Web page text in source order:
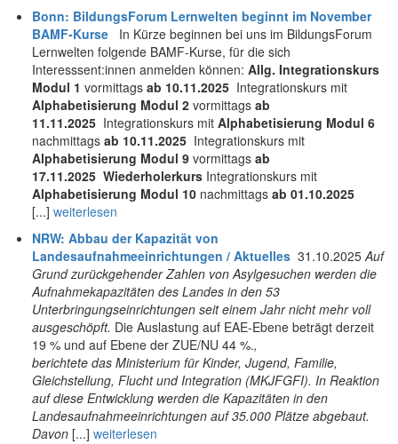
Bonn: BildungsForum Lernwelten beginnt im November
BAMF-Kurse
In Kürze beginnen bei uns im BildungsForum
Lernwelten folgende BAMF-Kurse, für die sich
Interesssent:innen anmelden können: Allg. Integrationskurs
Modul 1 vormittags ab 10.11.2025 Integrationskurs mit
Alphabetisierung Modul 2 vormittags ab
11.11.2025 Integrationskurs mit Alphabetisierung Modul 6
nachmittags ab 10.11.2025 Integrationskurs mit
Alphabetisierung Modul 9 vormittags ab
17.11.2025 Wiederholerkurs Integrationskurs mit
Alphabetisierung Modul 10 nachmittags ab 01.10.2025
[...] weiterlesen
NRW: Abbau der Kapazität von
Landesaufnahmeeinrichtungen / Aktuelles 31.10.2025Auf
Grund zurückgehender Zahlen von Asylgesuchen werden die
Aufnahmekapazitäten des Landes in den 53
Unterbringungseinrichtungen seit einem Jahr nicht mehr voll
ausgeschöpft. Die Auslastung auf EAE-Ebene beträgt derzeit
19 % und auf Ebene der ZUE/NU 44 %.,
berichtete das Ministerium für Kinder, Jugend, Familie,
Gleichstellung, Flucht und Integration (MKJFGFI). In Reaktion
auf diese Entwicklung werden die Kapazitäten in den
Landesaufnahmeeinrichtungen auf 35.000 Plätze abgebaut.
Davon [...] weiterlesen